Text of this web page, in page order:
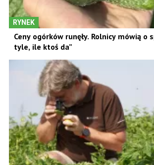
RYNEK
Ceny ogórków runęły. Rolnicy mówią o
tyle, ile ktoś da”